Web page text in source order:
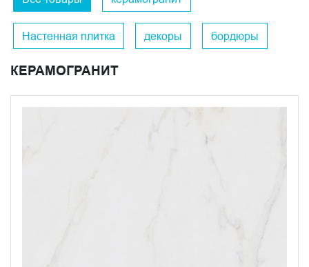
Настенная плитка декоры бордюры
КЕРАМОГРАНИТ